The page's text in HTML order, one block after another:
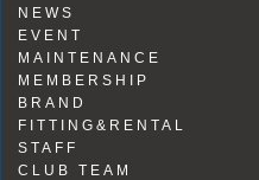
NEWS
EVENT
MAINTENANCE
MEMBERSHIP
BRAND
FITTING&RENTAL
STAFF
CLUB TEAM